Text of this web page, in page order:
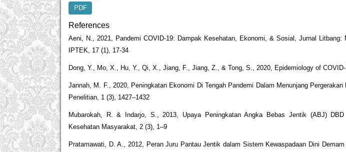
PDF
References
Aeni, N., 2021, Pandemi COVID-19: Dampak Kesehatan, Ekonomi, & Sosial, Jurnal Litbang:
IPTEK, 17 (1), 17-34
Dong, Y., Mo, X., Hu, Y., Qi, X., Jiang, F., Jiang, Z., & Tong, S., 2020, Epidemiology of
Jannah, M. F., 2020, Peningkatan Ekonomi Di Tengah Pandemi Dalam Menunjang
Penelitian, 1 (3), 1427–1432
Mubarokah, R. & Indarjo, S., 2013, Upaya Peningkatan Angka Bebas Jentik (ABJ)
Kesehatan Masyarakat, 2 (3), 1–9
Pratamawati, D. A., 2012, Peran Juru Pantau Jentik dalam Sistem Kewaspadaan Dini